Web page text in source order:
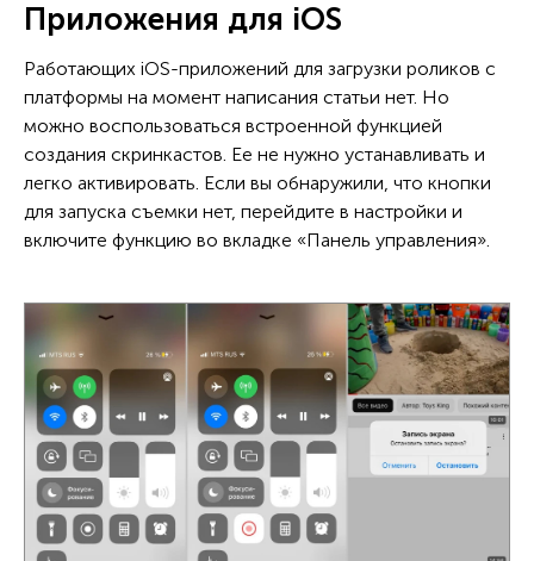
Приложения для iOS
Работающих iOS-приложений для загрузки роликов с
платформы на момент написания статьи нет. Но
можно воспользоваться встроенной функцией
создания скринкастов. Ее не нужно устанавливать и
легко активировать. Если вы обнаружили, что кнопки
для запуска съемки нет, перейдите в настройки и
включите функцию во вкладке «Панель управления».